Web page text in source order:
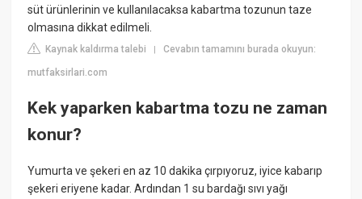
süt ürünlerinin ve kullanılacaksa kabartma tozunun taze
olmasına dikkat edilmeli.
Kaynak kaldırma talebi |Cevabın tamamını burada okuyun:
mutfaksirlari.com
Kek yaparken kabartma tozu ne zaman
konur?
Yumurta ve şekeri en az 10 dakika çırpıyoruz, iyice kabarıp
şekeri eriyene kadar. Ardından 1 su bardağı sıvı yağı